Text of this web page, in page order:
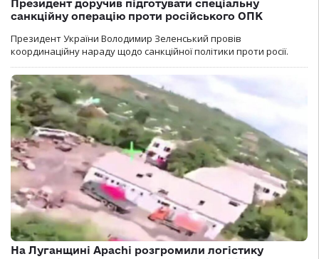
Президент доручив підготувати спеціальну
санкційну операцію проти російського ОПК
Президент України Володимир Зеленський провів
координаційну нараду щодо санкційної політики проти росії.
На Луганщині Apachi розгромили логістику